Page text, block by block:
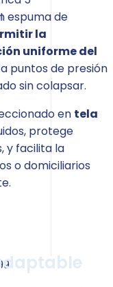
espuma de
la
uniforme del
puntos de presión
sin colapsar.
en tela
protege
y facilita la
o domiciliarios